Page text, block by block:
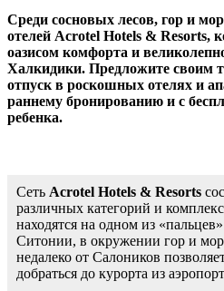
Среди сосновых лесов, гор и
отелей Acrotel Hotels & Resorts,
оазисом комфорта и
Халкидики. Предложите своим
отпуск в роскошных отелях и
раннему бронированию и с
ребенка.
Сеть Acrotel Hotels & Resorts
различных категорий и
находятся на одном из
Ситонии, в окружении гор и
недалеко от Салоников
добраться до курорта из